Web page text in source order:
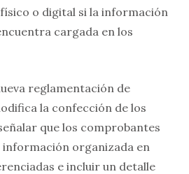
o digital si la información
cargada en los
reglamentación de
la confección de los
que los comprobantes
organizada en
e incluir un detalle